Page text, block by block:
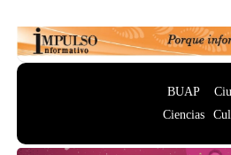
BUAP
Ciencias